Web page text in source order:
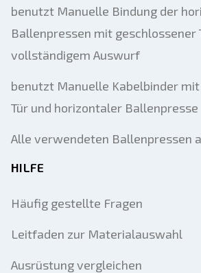
benutzt Manuelle Bindung der
Ballenpressen mit geschlossener
vollständigem Auswurf
benutzt Manuelle Kabelbinder
Tür und horizontaler Ballenpresse
Alle verwendeten Ballenpressen
HILFE
Häufig gestellte Fragen
Leitfaden zur Materialauswahl
Ausrüstung vergleichen